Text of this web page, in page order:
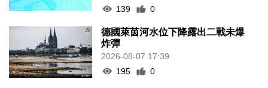
139
0
德國萊茵河水位下降露出二戰未爆
炸彈
2026-08-07 17:39
195
0